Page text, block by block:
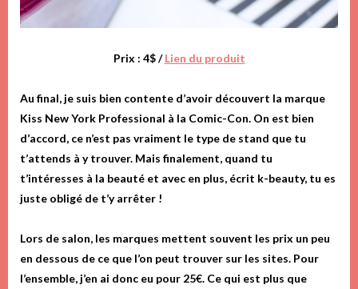
Prix : 4$ /Lien du produit
Au final, je suis bien contente d’avoir découvert la marque
Kiss New York Professional à la Comic-Con. On est bien
d’accord, ce n’est pas vraiment le type de stand que tu
t’attends à y trouver. Mais finalement, quand tu
t’intéresses à la beauté et avec en plus, écrit k-beauty, tu es
juste obligé de t’y arrêter !
Lors de salon, les marques mettent souvent les prix un peu
en dessous de ce que l’on peut trouver sur les sites. Pour
l’ensemble, j’en ai donc eu pour 25€. Ce qui est plus que